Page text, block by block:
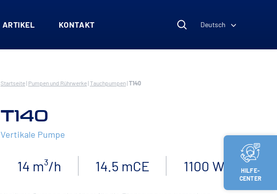
HILFE-
CENTER
ARTIKEL KONTAKT Deutsch
Startseite| Pumpen und Rührwerke|Tauchpumpen|T140
T140
Vertikale Pumpe
14 m³/h 14.5 mCE 1100 W